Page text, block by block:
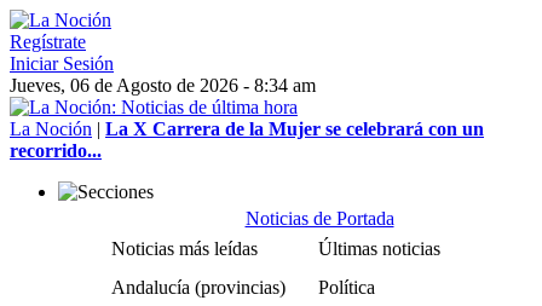
Regístrate
Iniciar Sesión
Jueves, 06 de Agosto de 2026 - 8:34 am
La Noción | La X Carrera de la Mujer se celebrará con un
recorrido...
Noticias de Portada
Noticias más leídas
Últimas noticias
Andalucía (provincias)
Política